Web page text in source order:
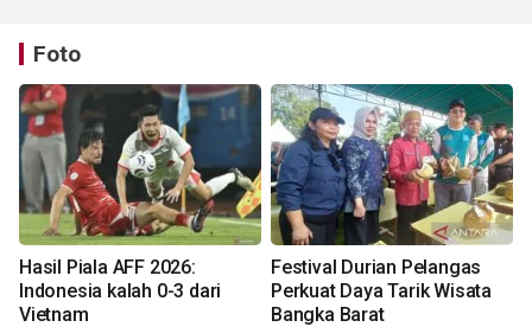
Foto
Hasil Piala AFF 2026:
Indonesia kalah 0-3 dari
Vietnam
Festival Durian Pelangas
Perkuat Daya Tarik Wisata
Bangka Barat